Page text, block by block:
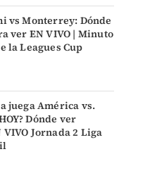
vs Monterrey: Dónde
ver EN VIVO | Minuto
la Leagues Cup
juega América vs.
Dónde ver
Jornada 2 Liga